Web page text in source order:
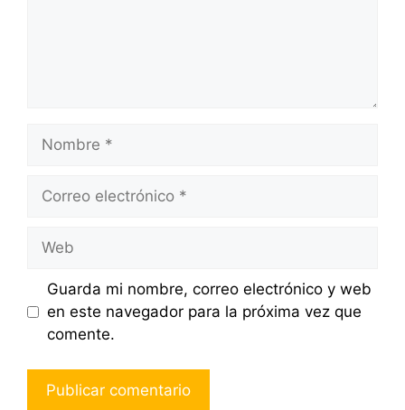
Nombre
Correo
Web
Guarda mi nombre, correo electrónico y web
en este navegador para la próxima vez que
comente.